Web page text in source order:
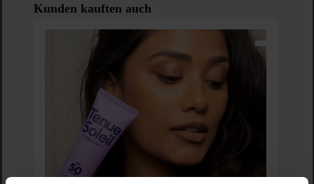
Produktgalerie überspringen
Kunden kauften auch